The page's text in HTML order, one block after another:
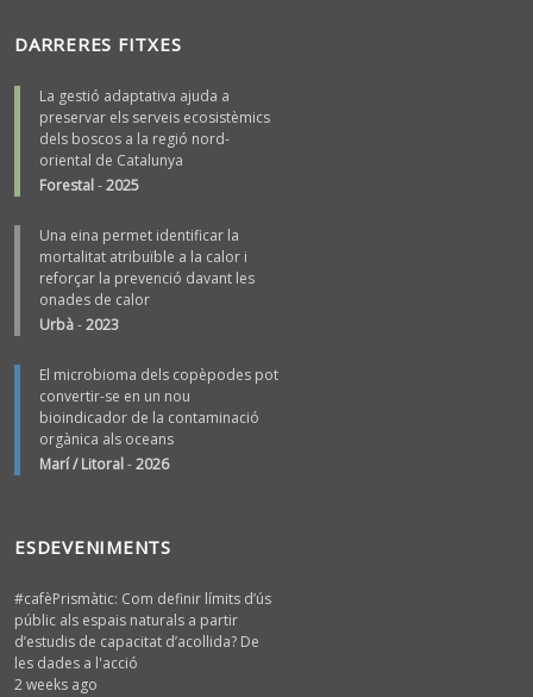
DARRERES FITXES
La gestió adaptativa ajuda a
preservar els serveis ecosistèmics
dels boscos a la regió nord-
oriental de Catalunya
Forestal-2025
Una eina permet identificar la
mortalitat atribuïble a la calor i
reforçar la prevenció davant les
onades de calor
Urbà-2023
El microbioma dels copèpodes pot
convertir-se en un nou
bioindicador de la contaminació
orgànica als oceans
Marí / Litoral-2026
ESDEVENIMENTS
#cafèPrismàtic: Com definir límits d’ús
públic als espais naturals a partir
d’estudis de capacitat d’acollida? De
les dades a l'acció
2 weeks ago